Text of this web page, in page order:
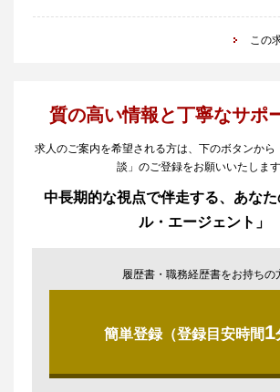
この
質の高い情報と丁寧なサポ
求人のご案内を希望される方は、下のボタンから
談」のご登録をお願いいたします
中長期的な視点で伴走する、あな
ル・エージェント」
履歴書・職務経歴書をお持ちの
簡単登録（登録目安時間1